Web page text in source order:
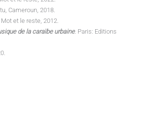
Cameroun, 2018.
et le reste, 2012.
de la caraïbe urbaine. Paris: Editions